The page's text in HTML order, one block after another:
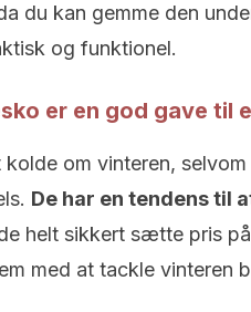
du kan gemme den
og funktionel.
er en god gave til
om vinteren,
De har en tendens til
helt sikkert sætte pris
med at tackle vinteren